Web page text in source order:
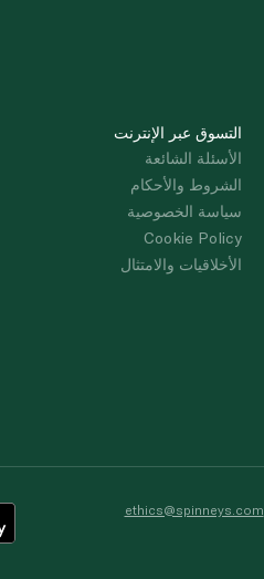
التسوق عبر الإنترنت
الأسئلة الشائعة
الشروط والأحكام
سياسة الخصوصية
Cookie Policy
الأخلاقيات والامتثال
ethics@spinneys.com